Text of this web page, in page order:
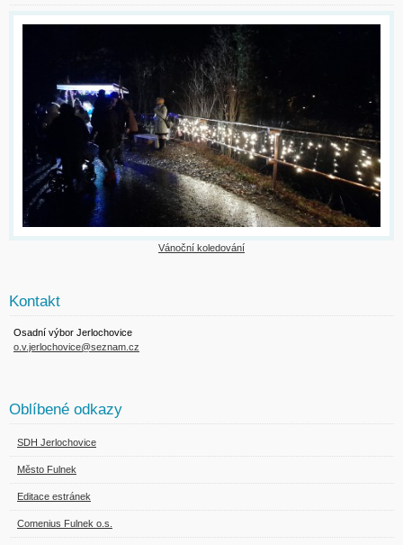
Vánoční koledování
Kontakt
Osadní výbor Jerlochovice
o.v.jerlochovice@seznam.cz
Oblíbené odkazy
SDH Jerlochovice
Město Fulnek
Editace estránek
Comenius Fulnek o.s.